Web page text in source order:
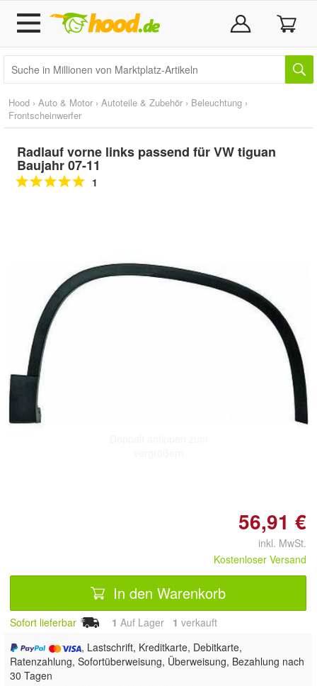
Hood › Auto & Motor › Autoteile & Zubehör › Beleuchtung ›
Frontscheinwerfer
Radlauf vorne links passend für VW tiguan
Baujahr 07-11
1
56,91 €
inkl. MwSt.
Kostenloser Versand
In den Warenkorb
Sofort lieferbar 1 Auf Lager 1 verkauft
, Lastschrift, Kreditkarte, Debitkarte,
Ratenzahlung, Sofortüberweisung, Überweisung, Bezahlung nach
30 Tagen